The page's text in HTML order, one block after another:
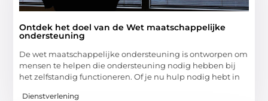
Ontdek het doel van de Wet maatschappelijke
ondersteuning
De wet maatschappelijke ondersteuning is ontworpen om
mensen te helpen die ondersteuning nodig hebben bij
het zelfstandig functioneren. Of je nu hulp nodig hebt in
Dienstverlening